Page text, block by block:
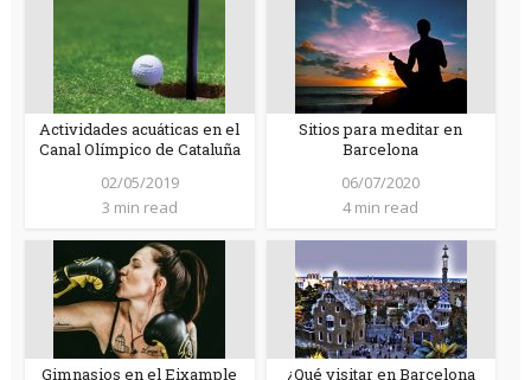
Actividades acuáticas en el
Canal Olímpico de Cataluña
02/05/2019
3 min read
Sitios para meditar en
Barcelona
06/07/2020
4 min read
Gimnasios en el Eixample
¿Qué visitar en Barcelona